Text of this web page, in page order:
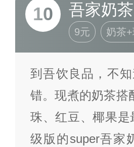
10 吾家奶茶
9元 奶茶
到吾饮良品，不
错。现煮的奶茶搭
珠、红豆、椰果
级版的super吾家